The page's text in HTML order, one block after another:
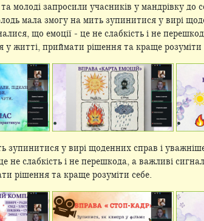
молоді запросили учасників у мандрівку до
мала змогу на мить зупинитися у вирі
що емоції ‒ це не слабкість і не
у житті, приймати рішення та краще розуміти
зупинитися у вирі щоденних справ і
не слабкість і не перешкода, а важливі
рішення та краще розуміти себе.